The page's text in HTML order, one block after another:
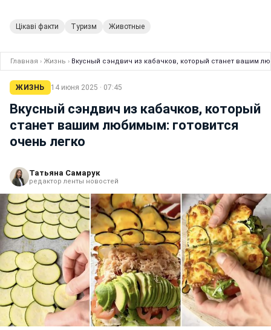
Цікаві факти Туризм Животные
Главная › Жизнь › Вкусный сэндвич из кабачков, который станет вашим
ЖИЗНЬ 14 июня 2025 · 07:45
Вкусный сэндвич из кабачков, который
станет вашим любимым: готовится
очень легко
Татьяна Самарук
редактор ленты новостей